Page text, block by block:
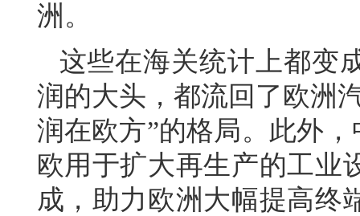
洲。
这些在海关统计上都变
润的大头，都流回了欧洲
润在欧方”的格局。此外
欧用于扩大再生产的工业
成，助力欧洲大幅提高终